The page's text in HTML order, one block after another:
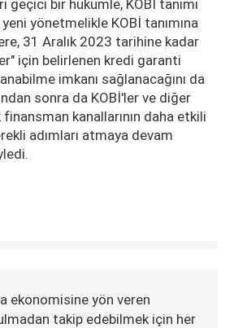
geçici bir hükümle, KOBİ tanımı
yönetmelikle KOBİ tanımına
31 Aralık 2023 tarihine kadar
için belirlenen kredi garanti
imkanı sağlanacağını da
sonra da KOBİ'ler ve diğer
kanallarının daha etkili
adımları atmaya devam
ekonomisine yön veren
takip edebilmek için her